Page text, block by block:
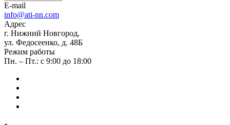
E-mail
info@ati-nn.com
Адрес
г. Нижний Новгород,
ул. Федосеенко, д. 48Б
Режим работы
Пн. – Пт.: с 9:00 до 18:00